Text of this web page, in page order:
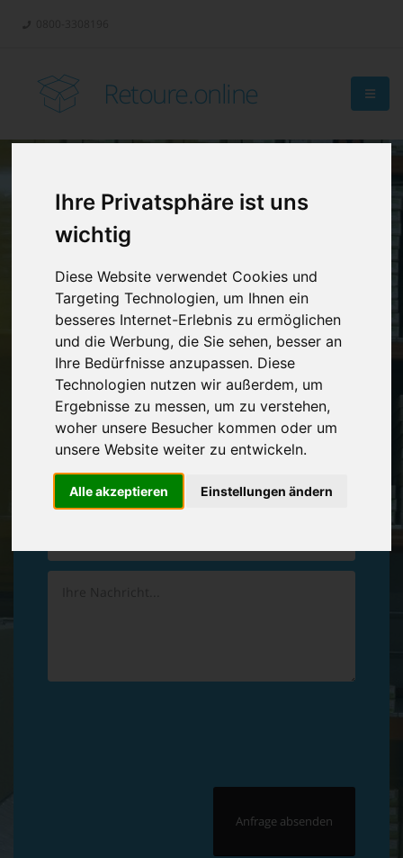
Ihre Privatsphäre ist uns
wichtig
Diese Website verwendet Cookies und
Targeting Technologien, um Ihnen ein
besseres Internet-Erlebnis zu ermöglichen
und die Werbung, die Sie sehen, besser an
Ihre Bedürfnisse anzupassen. Diese
Technologien nutzen wir außerdem, um
Ergebnisse zu messen, um zu verstehen,
woher unsere Besucher kommen oder um
unsere Website weiter zu entwickeln.
Alle akzeptieren Einstellungen ändern
Retoure.online
Retouren-
Management?
Vereinbaren Sie einenRückruf
Hinterlassen Sie uns gern eine persönliche Nachricht.